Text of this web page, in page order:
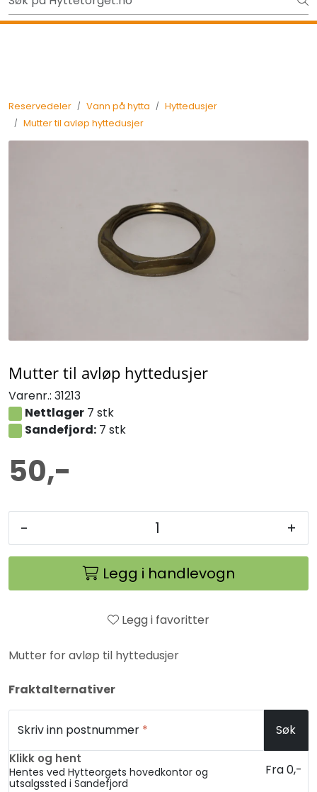
Skip to main contentUt på tur i sommer? Sjekk her først
Reservedeler Vann på hytta
Hyttedusjer
Mutter til avløp hyttedusjer
Mutter til avløp hyttedusjer
Varenr.: 31213
Nettlager7 stk
Sandefjord:7 stk
50,-
- +
Legg i handlevogn
Legg i favoritter
Mutter for avløp til hyttedusjer
Fraktalternativer
Skriv inn postnummer * Søk
Klikk og hent
Hentes ved Hytteorgets hovedkontor og
utsalgssted i Sandefjord
Fra 0,-
Tilbake